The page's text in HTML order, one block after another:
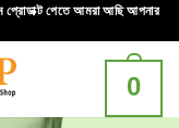
প্রোডাক্ট পেতে আমরা আছি আপনার
0